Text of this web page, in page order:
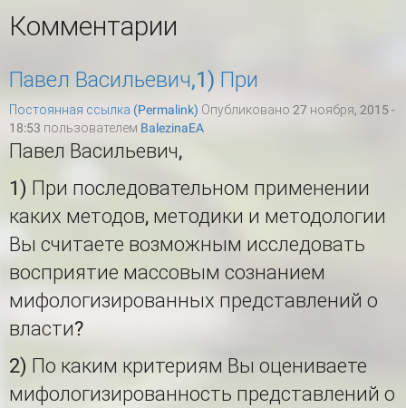
Комментарии
Павел Васильевич,1) При
Постоянная ссылка (Permalink) Опубликовано 27 ноября, 2015 -
18:53 пользователем BalezinaEA
Павел Васильевич,
1) При последовательном применении
каких методов, методики и методологии
Вы считаете возможным исследовать
восприятие массовым сознанием
мифологизированных представлений о
власти?
2) По каким критериям Вы оцениваете
мифологизированность представлений о